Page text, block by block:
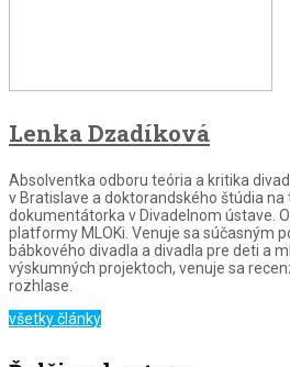
Lenka Dzadíková
Absolventka odboru teória a kritika
v Bratislave a doktorandského štúdia
dokumentátorka v Divadelnom ústave.
platformy MLOKi. Venuje sa súčasným
bábkového divadla a divadla pre deti a
výskumných projektoch, venuje sa
rozhlase.
všetky články